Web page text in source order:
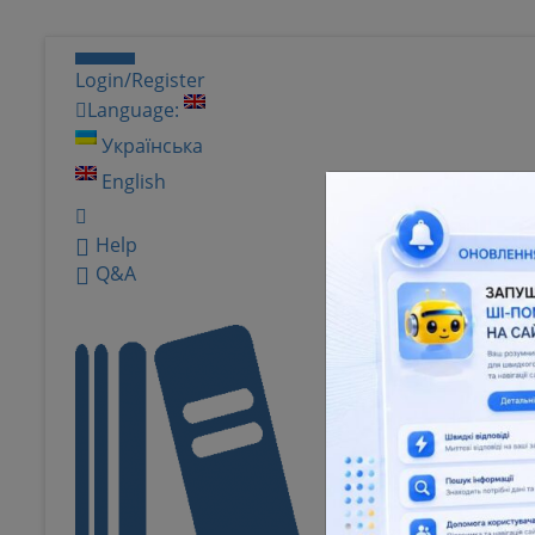
Login/Register
Language:
Українська
English
Help
Q&A